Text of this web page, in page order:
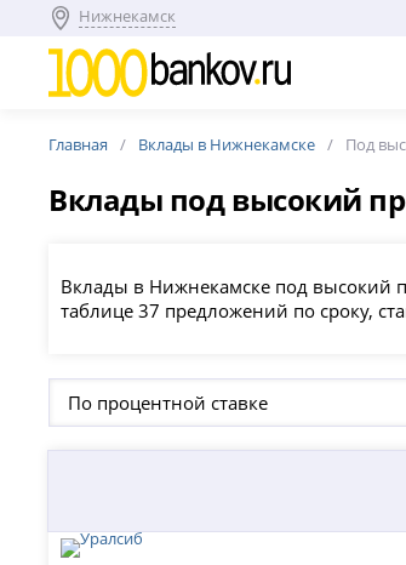
Нижнекамск
Главная Вклады в Нижнекамске Под
Вклады под высокий
Вклады в Нижнекамске под высокий
таблице 37 предложений по сроку,
По процентной ставке